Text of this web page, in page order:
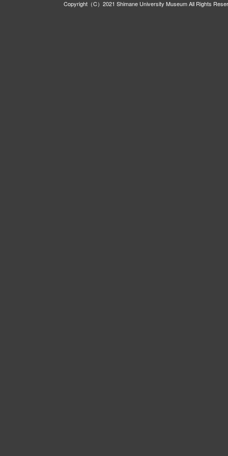
Copyright（C）2021 Shimane University Museum All Rights